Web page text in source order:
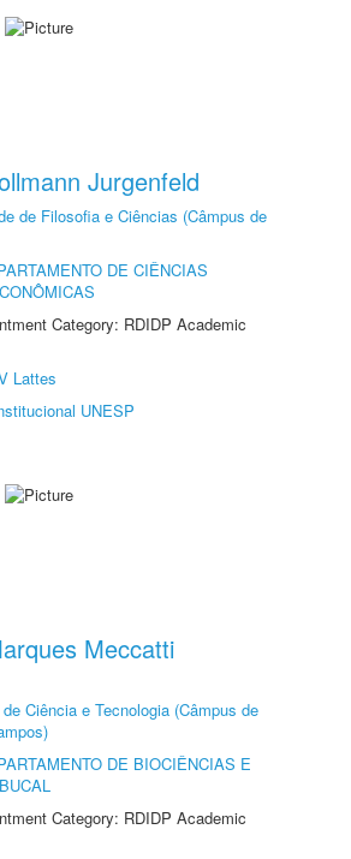
Jurgenfeld
de Filosofia e Ciências (Câmpus de
DE CIÊNCIAS
Category: RDIDP Academic
Lattes
UNESP
Meccatti
Ciência e Tecnologia (Câmpus de
DE BIOCIÊNCIAS E
Category: RDIDP Academic